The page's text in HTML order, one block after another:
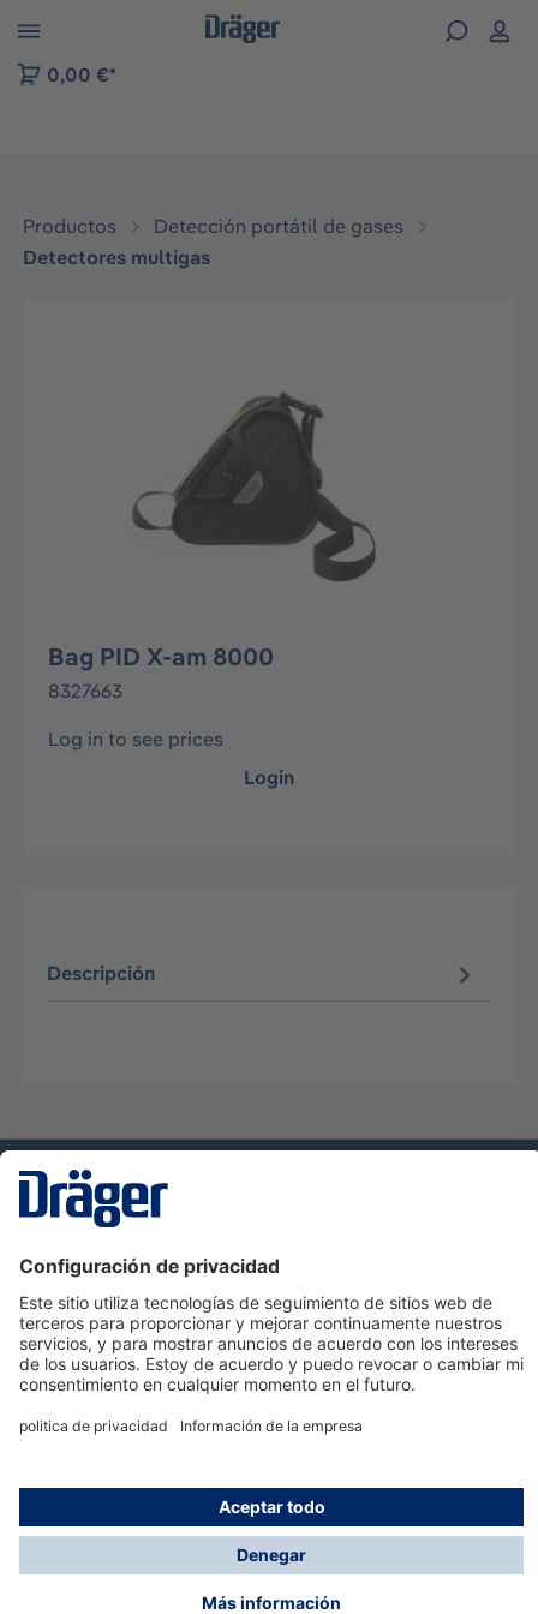
to B2B platform navigation
0,00 €*
Productos
Detección portátil de gases
Detectores multigas
Bag PID X-am 8000
8327663
Log in to see prices
Login
Descripción
Servicio de atención al cliente de Dräger
Ayuda
Información
© Dräger Hispania S.A.U., 2024
*Todos los precios no incluyen IVA y posibles gastos
de envío, salvo que indique lo contrario